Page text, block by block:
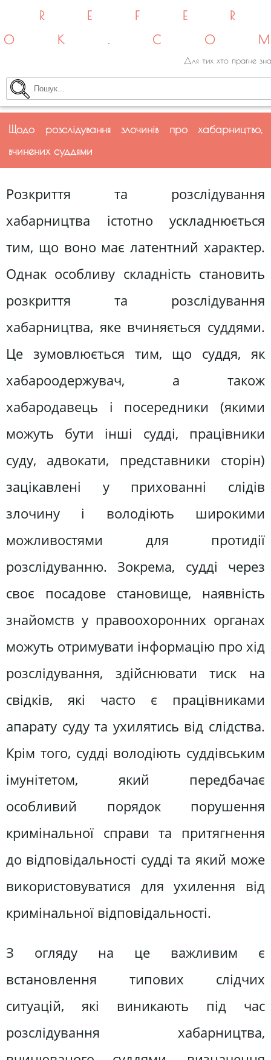
Для тих хто прагне
Щодо розслідування злочинів про хабарництво,
вчинених суддями
Розкриття та розслідування
хабарництва істотно ускладнюється
тим, що воно має латентний характер.
Однак особливу складність становить
розкриття та розслідування
хабарництва, яке вчиняється суддями.
Це зумовлюється тим, що суддя, як
хабароодержувач, а також
хабародавець і посередники (якими
можуть бути інші судді, працівники
суду, адвокати, представники сторін)
зацікавлені у прихованні слідів
злочину і володіють широкими
можливостями для протидії
розслідуванню. Зокрема, судді через
своє посадове становище, наявність
знайомств у правоохоронних органах
можуть отримувати інформацію про хід
розслідування, здійснювати тиск на
свідків, які часто є працівниками
апарату суду та ухилятись від слідства.
Крім того, судді володіють суддівським
імунітетом, який передбачає
особливий порядок порушення
кримінальної справи та притягнення
до відповідальності судді та який може
використовуватися для ухилення від
кримінальної відповідальності.
З огляду на це важливим є
встановлення типових слідчих
ситуацій, які виникають під час
розслідування хабарництва,